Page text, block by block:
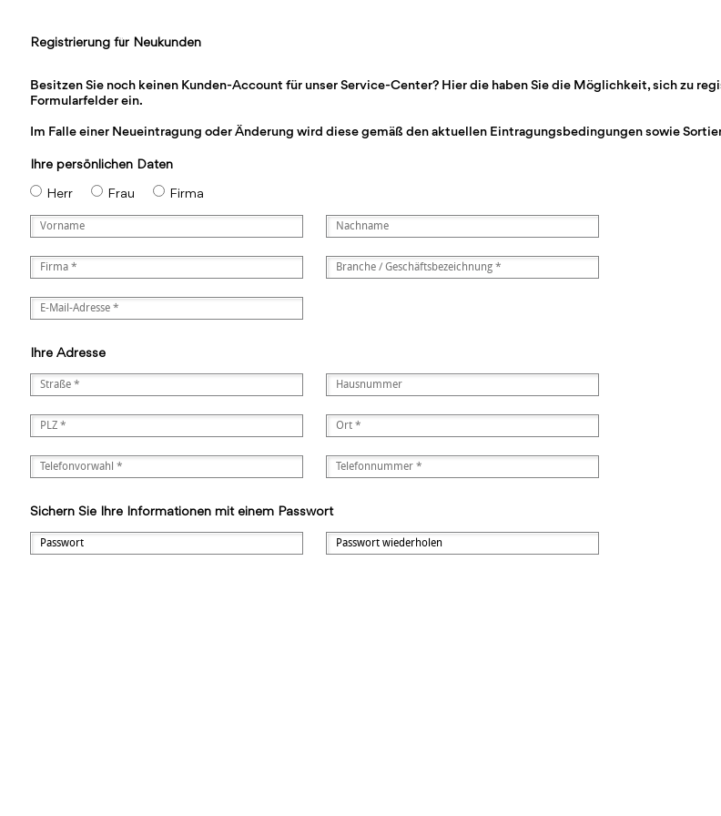
Registrierung für Neukunden
Besitzen Sie noch keinen Kunden-Account für unser Service-Center? Hier die haben Sie die Möglichkeit, sich zu
Formularfelder ein.
Im Falle einer Neueintragung oder Änderung wird diese gemäß den aktuellen Eintragungsbedingungen sowie
Ihre persönlichen Daten
Herr
Frau Firma
Ihre Adresse
Sichern Sie Ihre Informationen mit einem Passwort